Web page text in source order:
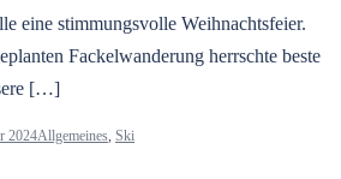
eine stimmungsvolle Weihnachtsfeier.
Fackelwanderung herrschte beste
[…]
2024Allgemeines Ski